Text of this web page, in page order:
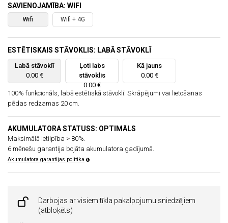
SAVIENOJAMĪBA: WIFI
Wifi Wifi + 4G
ESTĒTISKAIS STĀVOKLIS: LABĀ STĀVOKLĪ
Labā stāvoklī
0.00 €
Ļoti labs
stāvoklis
0.00 €
Kā jauns
0.00 €
100% funkcionāls, labā estētiskā stāvoklī. Skrāpējumi vai lietošanas
pēdas redzamas 20 cm.
AKUMULATORA STATUSS: OPTIMĀLS
Maksimālā ietilpība > 80%.
6 mēnešu garantija bojāta akumulatora gadījumā.
Akumulatora garantijas politika
Darbojas ar visiem tīkla pakalpojumu sniedzējiem
(atbloķēts)